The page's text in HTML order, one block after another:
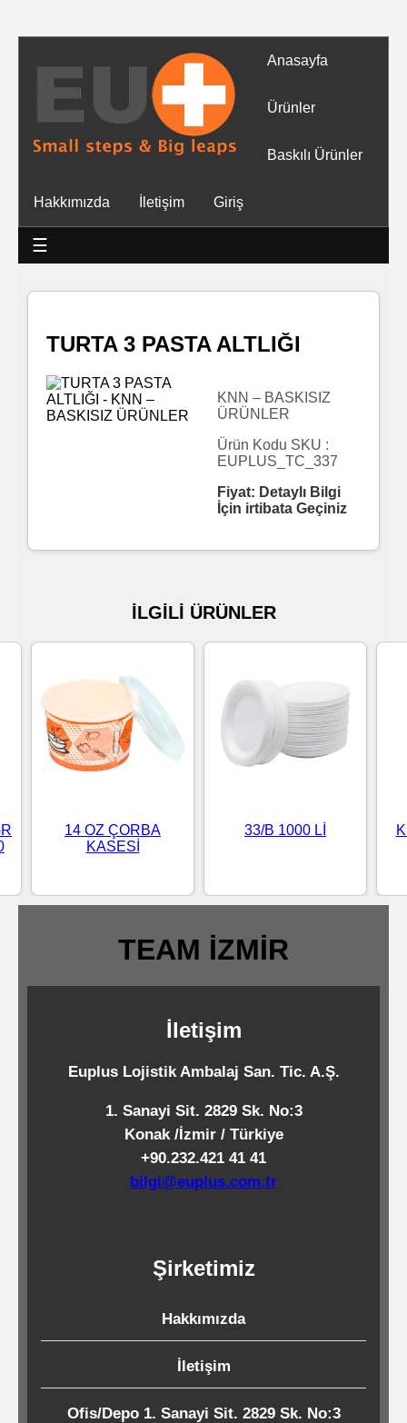
Anasayfa
Ürünler
Baskılı Ürünler
Hakkımızda İletişim Giriş
☰
Tüm
Ürünler
Mendiller
Baskılı
Islak
Mendil
/
Mendiller
Bazlı
Mendiller
Kolonyalı
Standart
Islak
Pipetler
Temizlik
Kimyasalları
Endüstriyel
Temizlik
Ürünleri
Köpük
TURTA 3 PASTA ALTLIĞI
KNN – BASKISIZ
ÜRÜNLER
Ürün Kodu SKU :
EUPLUS_TC_337
Fiyat: Detaylı Bilgi
İçin irtibata Geçiniz
İLGİLİ ÜRÜNLER
14 OZ ÇORBA
KASESİ
33/B 1000 Lİ
TEAM İZMİR
İletişim
Euplus Lojistik Ambalaj San. Tic. A.Ş.
1. Sanayi Sit. 2829 Sk. No:3
Konak /İzmir / Türkiye
+90.232.421 41 41
bilgi@euplus.com.tr
Şirketimiz
Hakkımızda
İletişim
Ofis/Depo 1. Sanayi Sit. 2829 Sk. No:3